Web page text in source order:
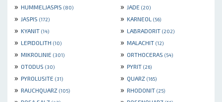
» HUMMELJASPIS (80) » JADE (20)
» JASPIS (172) » KARNEOL (56)
» KYANIT (14) » LABRADORIT (202)
» LEPIDOLITH (10) » MALACHIT (12)
» MIKROLINIE (301) » ORTHOCERAS (54)
» OTODUS (30) » PYRIT (26)
» PYROLUSITE (31) » QUARZ (165)
» RAUCHQUARZ (105) » RHODONIT (25)